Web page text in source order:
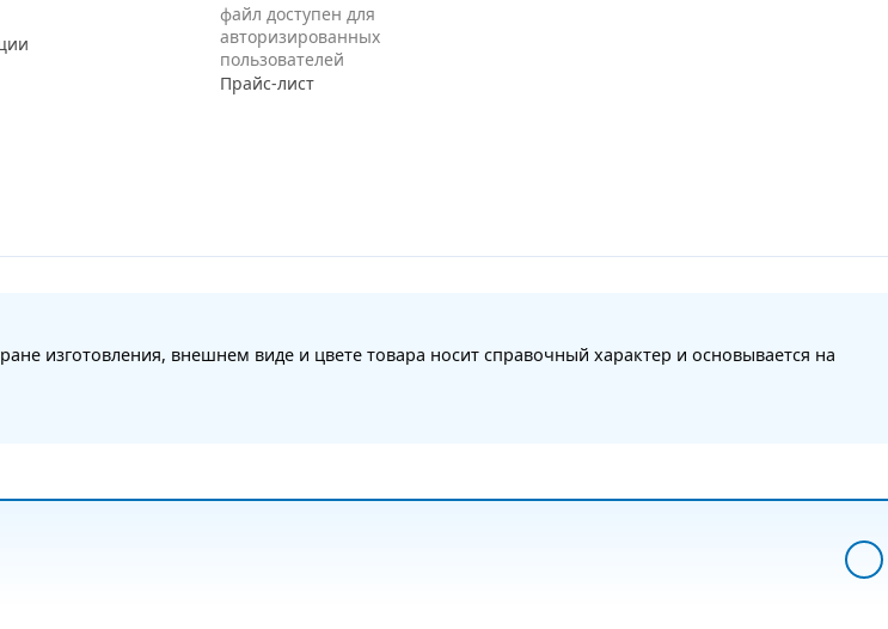
файл доступен для
авторизированных
пользователей
Прайс-лист
изготовления, внешнем виде и цвете товара носит справочный характер и основывается на